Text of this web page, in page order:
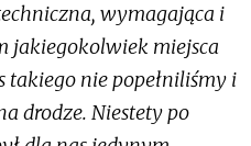
wymagająca i
jakiegokolwiek miejsca
takiego nie popełniliśmy i
drodze. Niestety po